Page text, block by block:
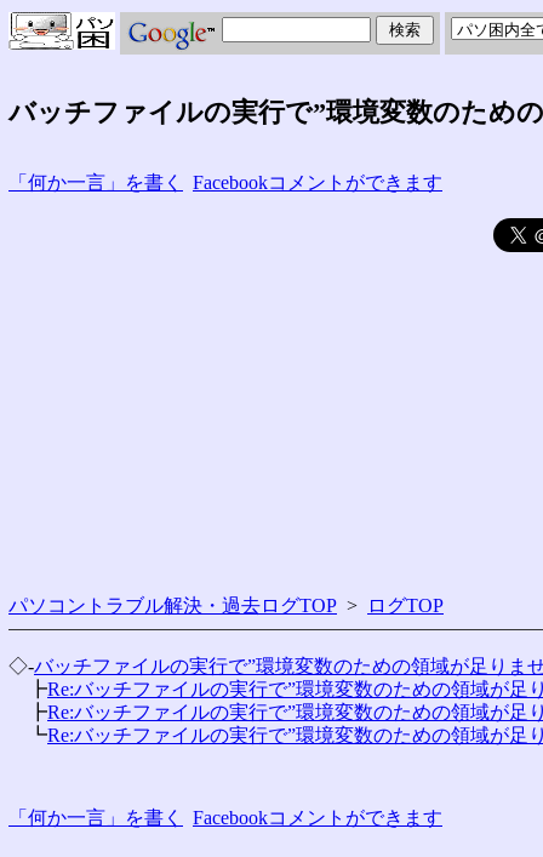
バッチファイルの実行で”環境変数のため
「何か一言」を書く Facebookコメントができます
パソコントラブル解決・過去ログTOP > ログTOP
◇-バッチファイルの実行で”環境変数のための領域が足りま
┣Re:バッチファイルの実行で”環境変数のための領域が足
┣Re:バッチファイルの実行で”環境変数のための領域が足
┗Re:バッチファイルの実行で”環境変数のための領域が足
「何か一言」を書く Facebookコメントができます